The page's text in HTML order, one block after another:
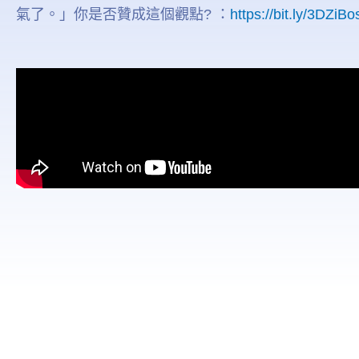
氣了。」你是否贊成這個觀點? ： https://bit.ly/